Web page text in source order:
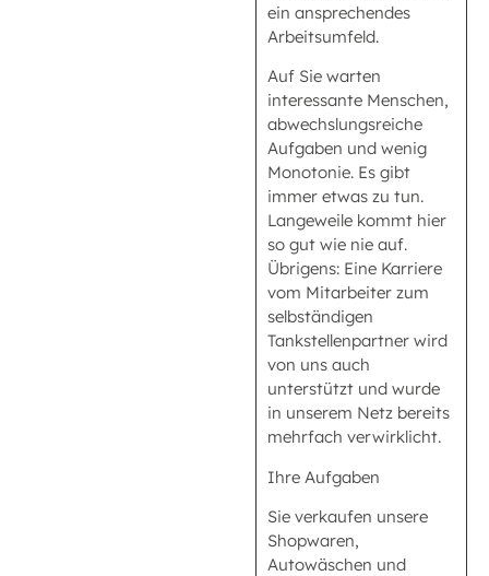
ein ansprechendes
Arbeitsumfeld.
Auf Sie warten
interessante Menschen,
abwechslungsreiche
Aufgaben und wenig
Monotonie. Es gibt
immer etwas zu tun.
Langeweile kommt hier
so gut wie nie auf.
Übrigens: Eine Karriere
vom Mitarbeiter zum
selbständigen
Tankstellenpartner wird
von uns auch
unterstützt und wurde
in unserem Netz bereits
mehrfach verwirklicht.
Ihre Aufgaben
Sie verkaufen unsere
Shopwaren,
Autowäschen und